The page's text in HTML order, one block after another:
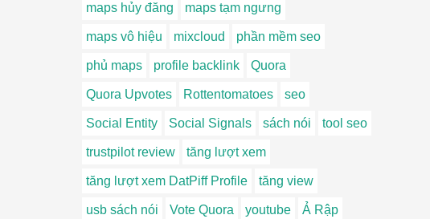
maps hủy đăng maps tạm ngưng
maps vô hiệu mixcloud phần mềm seo
phủ maps profile backlink Quora
Quora Upvotes Rottentomatoes seo
Social Entity Social Signals sách nói tool seo
trustpilot review tăng lượt xem
tăng lượt xem DatPiff Profile tăng view
usb sách nói Vote Quora youtube Ả Rập